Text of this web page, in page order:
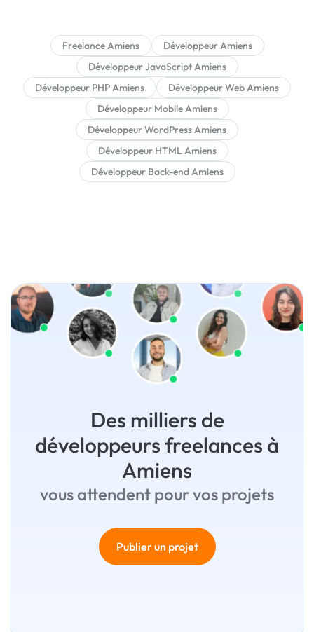
Freelance Amiens
Développeur Amiens
Développeur JavaScript Amiens
Développeur PHP Amiens
Développeur Web Amiens
Développeur Mobile Amiens
Développeur WordPress Amiens
Développeur HTML Amiens
Développeur Back-end Amiens
Des milliers de
développeurs freelances à
Amiens
vous attendent pour vos projets
Publier un projet